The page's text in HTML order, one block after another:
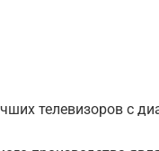
телевизоров с